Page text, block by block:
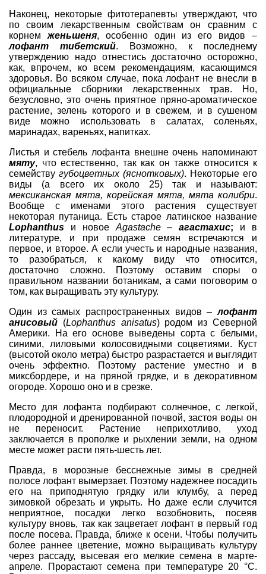
Наконец, некоторые фитотерапевты утверждают, что
по своим лекарственным свойствам он сравним с
корнемженьшеня, особенно один из его видов –
лофант тибетский. Возможно, к последнему
утверждению надо отнестись достаточно осторожно,
как, впрочем, ко всем рекомендациям, касающимся
здоровья. Во всяком случае, пока лофант не внесли в
официальные сборники лекарственных трав. Но,
безусловно, это очень приятное пряно-ароматическое
растение, зелень которого и в свежем, и в сушеном
виде можно использовать в салатах, соленьях,
маринадах, вареньях, напитках.
Листья и стебель лофанта внешне очень напоминают
мяту, что естественно, так как он также относится к
семейству губоцветных (яснотковых). Некоторые его
виды (а всего их около 25) так и называют:
мексиканская мята, корейская мята, мята колибри.
Вообще с именами этого растения существует
некоторая путаница. Есть старое латинское название
Lophanthus и новоеAgastache–агастахис; и в
литературе, и при продаже семян встречаются и
первое, и второе. А если учесть и народные названия,
то разобраться, к какому виду что относится,
достаточно сложно. Поэтому оставим споры о
правильном названии ботаникам, а сами поговорим о
том, как выращивать эту культуру.
Один из самых распространенных видов –лофант
анисовый (Lophanthus anisatus) родом из Северной
Америки. На его основе выведены сорта с белыми,
синими, лиловыми колосовидными соцветиями. Куст
(высотой около метра) быстро разрастается и выглядит
очень эффектно. Поэтому растение уместно и в
миксбордере, и на пряной грядке, и вдекоративном
огороде. Хорошо оно и в срезке.
Место для лофанта подбирают солнечное, с легкой,
плодородной и дренированной почвой, застоя воды он
не переносит. Растение неприхотливо, уход
заключается в прополке и рыхлении земли, на одном
месте может расти пять-шесть лет.
Правда, в морозные бесснежные зимы в средней
полосе лофант вымерзает. Поэтому надежнее посадить
его на приподнятую грядку или клумбу, а перед
зимовкой обрезать и укрыть. Но даже если случится
неприятное, посадки легко возобновить, посеяв
культуру вновь, так как зацветает лофант в первый год
после посева. Правда, ближе к осени. Чтобы получить
более раннее цветение, можно выращивать культуру
через рассаду, высевая его мелкие семена в марте-
апреле. Прорастают семена при температуре 20 °С.